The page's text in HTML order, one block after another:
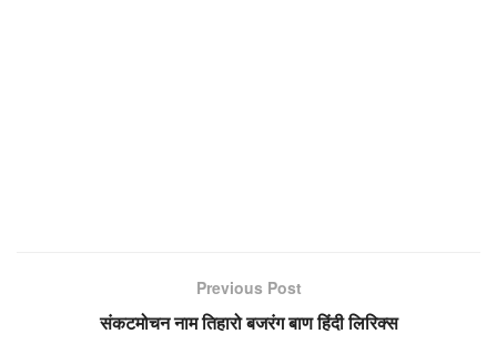
Previous Post
संकटमोचन नाम तिहारो बजरंग बाण हिंदी लिरिक्स